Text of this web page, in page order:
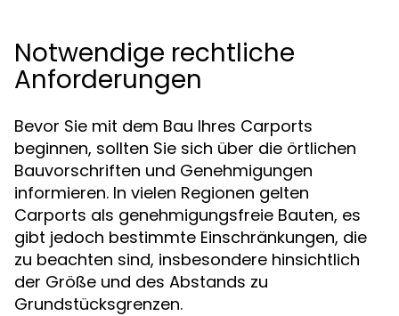
Notwendige rechtliche
Anforderungen
Bevor Sie mit dem Bau Ihres Carports
beginnen, sollten Sie sich über die örtlichen
Bauvorschriften und Genehmigungen
informieren. In vielen Regionen gelten
Carports als genehmigungsfreie Bauten, es
gibt jedoch bestimmte Einschränkungen, die
zu beachten sind, insbesondere hinsichtlich
der Größe und des Abstands zu
Grundstücksgrenzen.